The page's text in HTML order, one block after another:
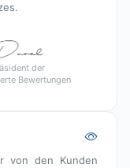
der
Bewertungen
von den Kunden